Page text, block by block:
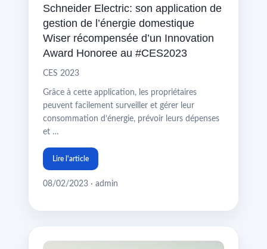
Schneider Electric: son application de
gestion de l’énergie domestique
Wiser récompensée d’un Innovation
Award Honoree au #CES2023
CES 2023
Grâce à cette application, les propriétaires
peuvent facilement surveiller et gérer leur
consommation d’énergie, prévoir leurs dépenses
et …
Lire l'article
08/02/2023 · admin